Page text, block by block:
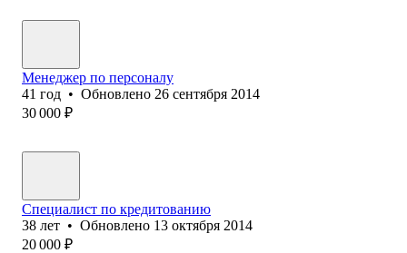
Менеджер по персоналу
41 год • Обновлено 26 сентября 2014
30 000 ₽
Специалист по кредитованию
38 лет • Обновлено 13 октября 2014
20 000 ₽